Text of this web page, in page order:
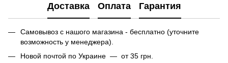
Доставка Оплата Гарантия
Самовывоз с нашого магазина - бесплатно (уточните
возможность у менеджера).
Новой почтой по Украине — от 35 грн.